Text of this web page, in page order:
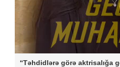
“Təhdidlərə görə aktrisalığa